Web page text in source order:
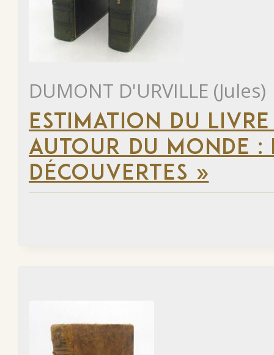
DUMONT D'URVILLE (Jules)
ESTIMATION DU
AUTOUR DU MONDE :
DÉCOUVERTES »